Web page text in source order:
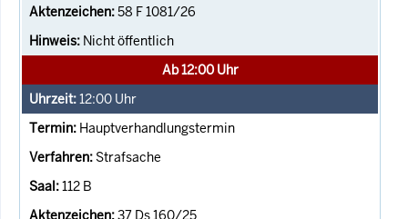
58 F 1081/26
Nicht öffentlich
Ab 12:00 Uhr
12:00 Uhr
Hauptverhandlungstermin
Strafsache
112 B
37 Ds 160/25